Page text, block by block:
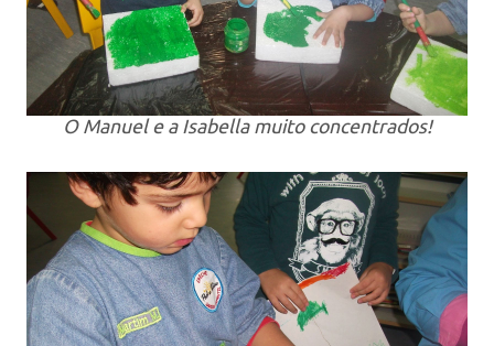
O Manuel e a Isabella muito concentrados!